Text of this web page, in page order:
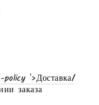
/ru/policies/shipping-policy '>Доставка
заказа